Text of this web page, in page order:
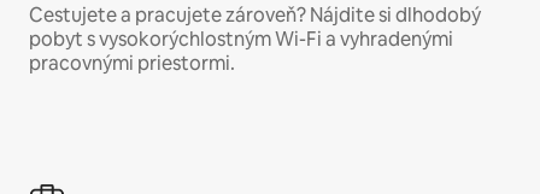
Cestujete a pracujete zároveň? Nájdite si dlhodobý
pobyt s vysokorýchlostným Wi-Fi a vyhradenými
pracovnými priestormi.